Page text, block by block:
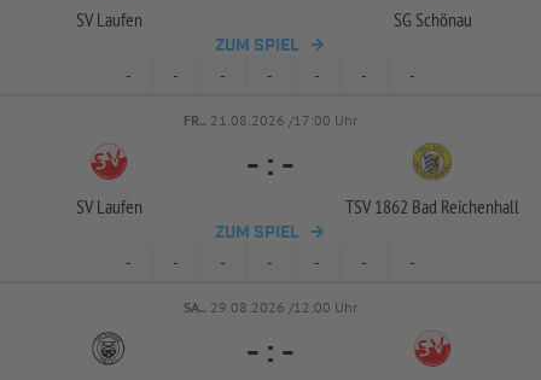
SV Laufen SG Schönau
ZUM SPIEL
- - - - - - -
FR.. 21.08.2026 /17:00 Uhr
SV Laufen
- : -
TSV 1862 Bad Reichenhall
ZUM SPIEL
- - - - - - -
SA.. 29.08.2026 /12:00 Uhr
- : -